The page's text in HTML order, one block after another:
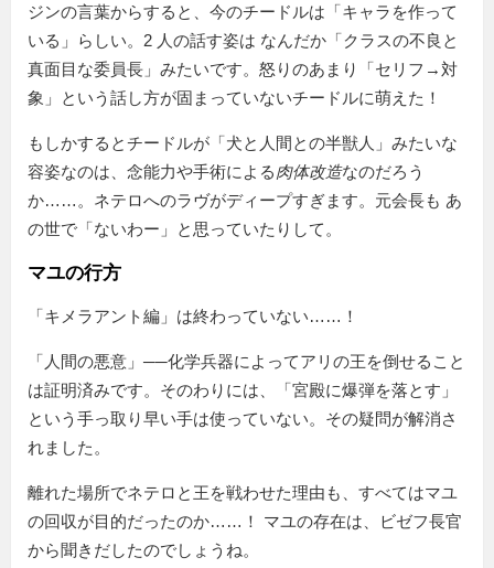
ジンの言葉からすると、今のチードルは「キャラを作って
いる」らしい。2 人の話す姿は なんだか「クラスの不良と
真面目な委員長」みたいです。怒りのあまり「セリフ→対
象」という話し方が固まっていないチードルに萌えた！
もしかするとチードルが「犬と人間との半獣人」みたいな
容姿なのは、念能力や手術による肉体改造なのだろう
か……。ネテロへのラヴがディープすぎます。元会長も あ
の世で「ないわー」と思っていたりして。
マユの行方
「キメラアント編」は終わっていない……！
「人間の悪意」──化学兵器によってアリの王を倒せること
は証明済みです。そのわりには、「宮殿に爆弾を落とす」
という手っ取り早い手は使っていない。その疑問が解消さ
れました。
離れた場所でネテロと王を戦わせた理由も、すべてはマユ
の回収が目的だったのか……！ マユの存在は、ビゼフ長官
から聞きだしたのでしょうね。